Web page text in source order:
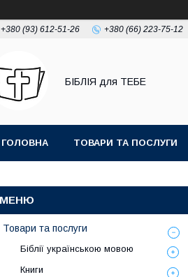
+380 (93) 612-51-26 +380 (66) 223-75-12
БІБЛІЯ для ТЕБЕ
ГОЛОВНА ТОВАРИ ТА ПОСЛУГИ
Товари та послуги
Біблії українською мовою
Книги